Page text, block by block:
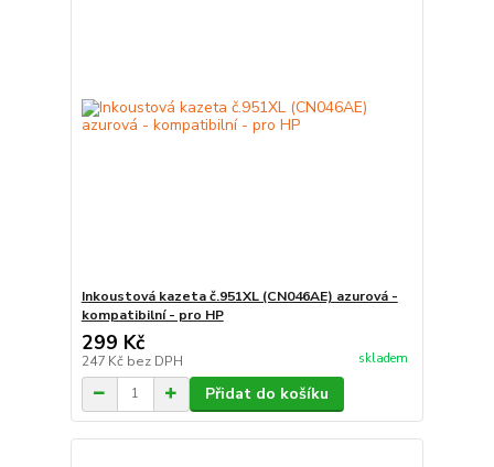
Inkoustová kazeta č.951XL (CN046AE) azurová -
kompatibilní - pro HP
299 Kč
247 Kč bez DPH skladem
Přidat do košíku